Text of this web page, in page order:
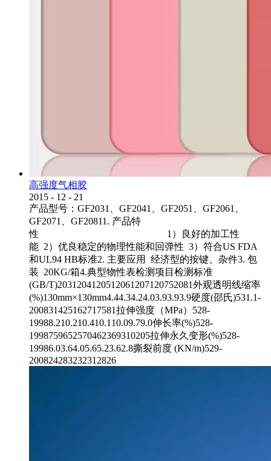
高强度气相胶
2015 - 12 - 21
产品型号：GF2031、GF2041、GF2051、GF2061、
GF2071、GF20811. 产品特
性 1）良好的加工性
能 2）优良稳定的物理性能和回弹性 3）符合US FDA
和UL94 HB标准2. 主要应用 经济型的按键、杂件3. 包
装 20KG/箱4.典型物性表检测项目检测标准
(GB/T)2031204120512061207120752081外观透明线缩率
(%)130mm×130mm4.44.34.24.03.93.93.9硬度(邵氏)531.1-
200831425162717581拉伸强度（MPa）528-
19988.210.210.410.110.09.79.0伸长率(%)528-
1998759652570462369310205拉伸永久变形(%)528-
19986.03.64.05.65.23.62.8撕裂前度 (KN/m)529-
200824283232312826